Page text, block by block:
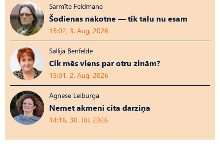
Sarmīte Feldmane
Šodienas nākotne — tik tālu nu esam
15:02, 3. Aug, 2026
Sallija Benfelde
Cik mēs viens par otru zinām?
15:01, 2. Aug, 2026
Agnese Leiburga
Nemet akmeni cita dārziņā
14:16, 30. Jūl, 2026